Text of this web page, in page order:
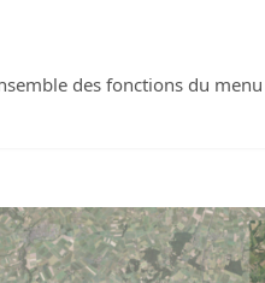
des fonctions du menu